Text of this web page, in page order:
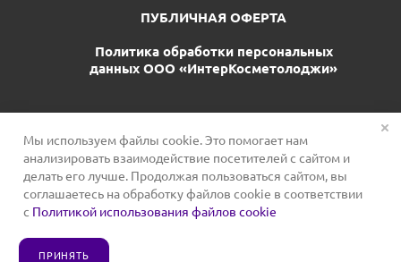
ПУБЛИЧНАЯ ОФЕРТА
Политика обработки персональных
данных ООО «ИнтерКосметолоджи»
2026 © Сервис для косметологов
Мы используем файлы cookie. Это помогает нам
анализировать взаимодействие посетителей с сайтом и
делать его лучше. Продолжая пользоваться сайтом, вы
соглашаетесь на обработку файлов cookie в соответствии
с Политикой использования файлов cookie
ПРИНЯТЬ